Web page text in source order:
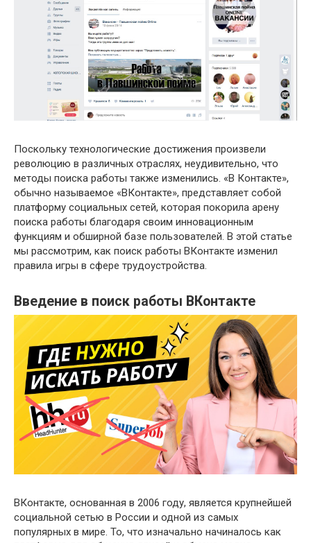
Поскольку технологические достижения произвели
революцию в различных отраслях, неудивительно, что
методы поиска работы также изменились. «В Контакте»,
обычно называемое «ВКонтакте», представляет собой
платформу социальных сетей, которая покорила арену
поиска работы благодаря своим инновационным
функциям и обширной базе пользователей. В этой статье
мы рассмотрим, как поиск работы ВКонтакте изменил
правила игры в сфере трудоустройства.
Введение в поиск работы ВКонтакте
ВКонтакте, основанная в 2006 году, является крупнейшей
социальной сетью в России и одной из самых
популярных в мире. То, что изначально начиналось как